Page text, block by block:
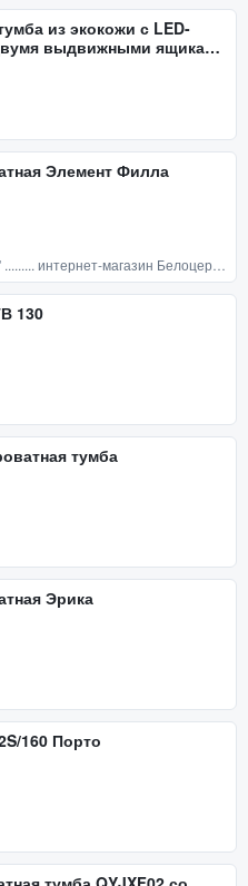
из экокожи с LED-
выдвижными ящиками
Элемент Филла
130
тумба
Эрика
160 Порто